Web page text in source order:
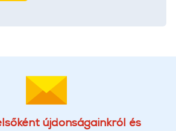
újdonságainkról és